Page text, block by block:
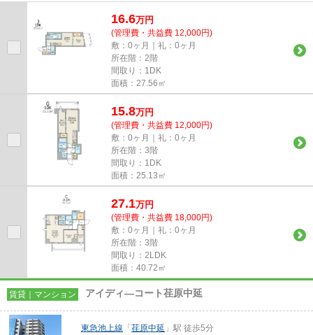
16.6万円
(管理費・共益費 12,000円)
敷：0ヶ月｜礼：0ヶ月
所在階：2階
間取り：1DK
面積：27.56㎡
15.8万円
(管理費・共益費 12,000円)
敷：0ヶ月｜礼：0ヶ月
所在階：3階
間取り：1DK
面積：25.13㎡
27.1万円
(管理費・共益費 18,000円)
敷：0ヶ月｜礼：0ヶ月
所在階：3階
間取り：2LDK
面積：40.72㎡
賃貸｜マンション アイディ―コート荏原中延
東急池上線 「 荏原中延 」駅 徒歩5分